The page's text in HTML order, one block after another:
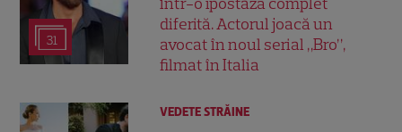
31
diferită. Actorul joacă un
avocat în noul serial „Bro”,
filmat în Italia
VEDETE STRĂINE